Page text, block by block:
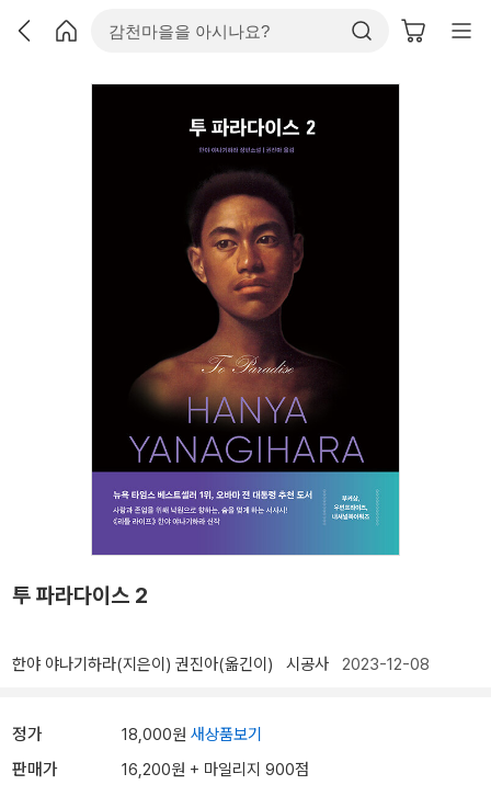
투 파라다이스 2
한야 야나기하라(지은이) 권진아(옮긴이) 시공사 2023-12-08
정가 18,000원 새상품보기
판매가 16,200원 + 마일리지 900점